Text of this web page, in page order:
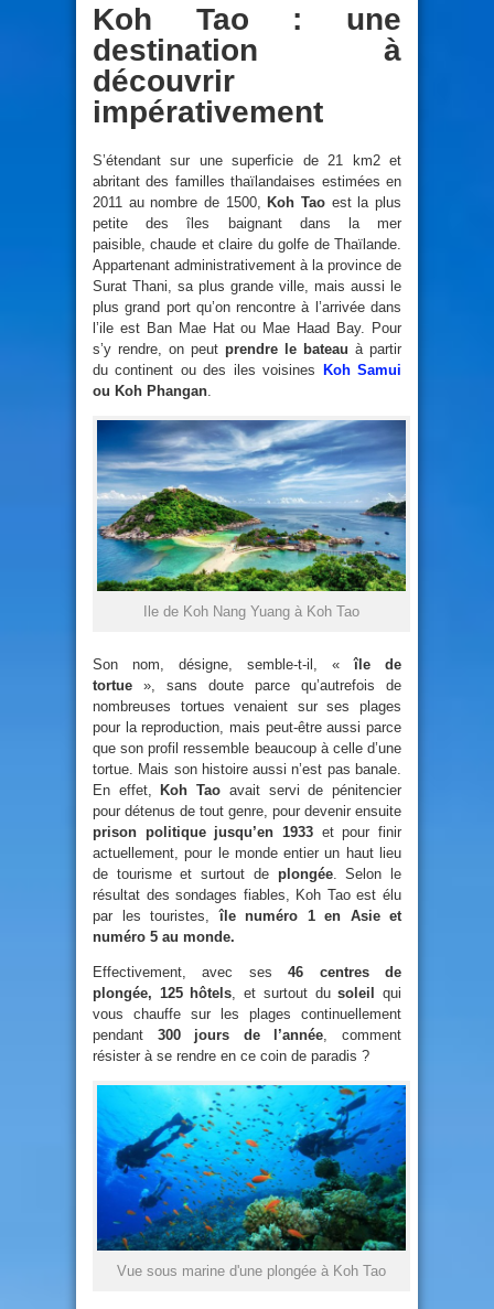
Koh Tao : une
destination à
découvrir
impérativement
S’étendant sur une superficie de 21 km2 et
abritant des familles thaïlandaises estimées en
2011 au nombre de 1500,Koh Tao est la plus
petite des îles baignant dans la mer
paisible, chaude et claire du golfe de Thaïlande.
Appartenant administrativement à la province de
Surat Thani, sa plus grande ville, mais aussi le
plus grand port qu’on rencontre à l’arrivée dans
l’ile est Ban Mae Hat ou Mae Haad Bay. Pour
s’y rendre, on peut prendre le bateau à partir
du continent ou des iles voisines Koh Samui
ou Koh Phangan
Ile de Koh Nang Yuang à Koh Tao
Son nom, désigne, semble-t-il, «île de
tortue », sans doute parce qu’autrefois de
nombreuses tortues venaient sur ses plages
pour la reproduction, mais peut-être aussi parce
que son profil ressemble beaucoup à celle d’une
tortue. Mais son histoire aussi n’est pas banale.
En effet,
Koh Tao avait servi de pénitencier
pour détenus de tout genre, pour devenir ensuite
prison politique jusqu’en 1933 et pour finir
actuellement, pour le monde entier un haut lieu
de tourisme et surtout de plongée. Selon le
résultat des sondages fiables, Koh Tao est élu
par les touristes,île numéro 1 en Asie et
numéro 5 au monde.
Effectivement, avec ses46 centres de
plongée, 125 hôtels , et surtout dusoleil
qui
vous chauffe sur les plages continuellement
pendant 300 jours de l’année , comment
résister à se rendre en ce coin de paradis ?
Vue sous marine d'une plongée à Koh Tao